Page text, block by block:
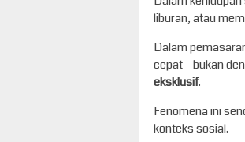
liburan, atau
Dalam
cepat—bukan
eksklusif.
Fenomena ini
konteks sosial.